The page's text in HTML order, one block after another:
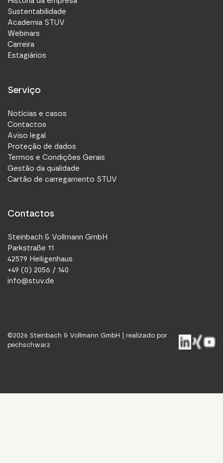
Sustentabilidade
Academia STUV
Webinars
Carreira
Estagiários
Serviço
Notícias e casos
Contactos
Aviso legal
Proteção de dados
Termos e Condições Gerais
Gestão da qualidade
Cartão de carregamento STUV
Contactos
Steinbach & Vollmann GmbH
Parkstraße 11
42579 Heiligenhaus
+49 (0) 2056 / 140
info@stuv.de
©2026 Steinbach & Vollmann GmbH | realizado por
pechschwarz